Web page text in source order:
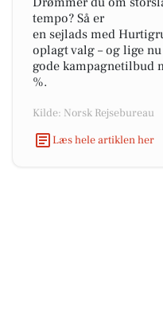
tempo? Så er
en sejlads med
oplagt valg – og lige
gode kampagnetilbud
%.
Kilde: Norsk Rejsebureau
Læs hele artiklen her